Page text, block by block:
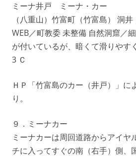
ミーナ井戸 ミーナ・カー
（八重山）竹富町（竹富島） 洞
WEB／町教委 未整備 自然洞窟／
が付いているが、暗くて滑りやす
3 Ｃ
ＨＰ「竹富島のカー（井戸）」に
り。
９．ミーナカー
ミーナカーは周回道路からアイヤ
チに入ってすぐの南（右手）側、